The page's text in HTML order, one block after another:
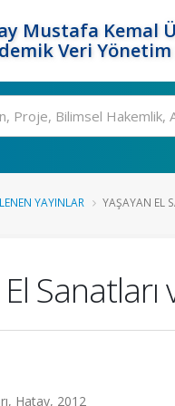
Mustafa Kemal
Veri
YAYINLAR YAŞAYAN EL
Hatay, 2012